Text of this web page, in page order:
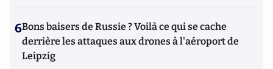
6Bons baisers de Russie ? Voilà ce qui se cache
derrière les attaques aux drones à l'aéroport de
Leipzig